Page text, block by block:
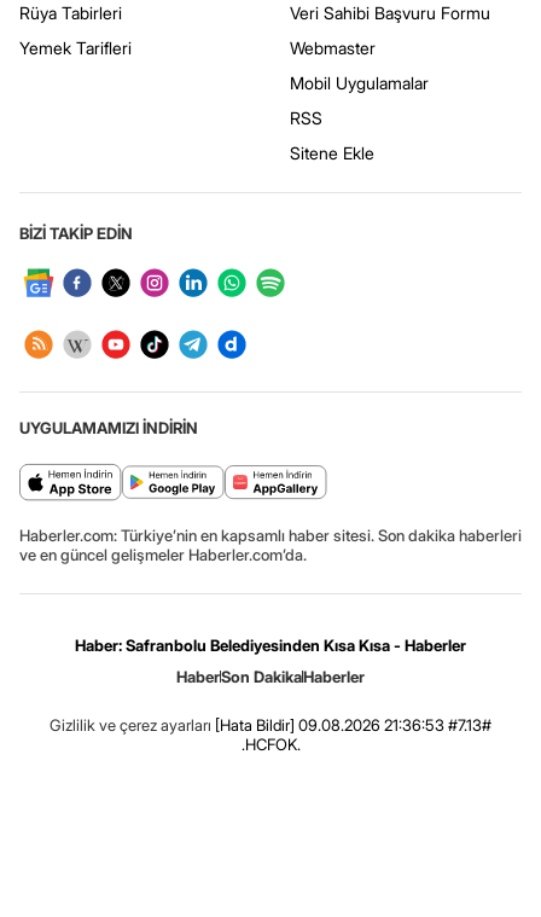
Rüya Tabirleri
Yemek Tarifleri
Veri Sahibi Başvuru Formu
Webmaster
Mobil Uygulamalar
RSS
Sitene Ekle
BİZİ TAKİP EDİN
UYGULAMAMIZI İNDİRİN
Haberler.com: Türkiye’nin en kapsamlı haber sitesi. Son dakika haberleri
ve en güncel gelişmeler Haberler.com’da.
Haber: Safranbolu Belediyesinden Kısa Kısa - Haberler
HaberSon DakikaHaberler
Gizlilik ve çerez ayarları [Hata Bildir] 09.08.2026 21:36:53 #7.13#
.HCFOK.